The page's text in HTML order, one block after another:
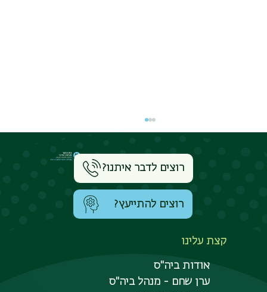
בריאיון: כיצד מכשירים כיום מנהלי אבטחת
קצת עלינו
אודות ביה"ס
ערן שחם - מנהל ביה"ס
רוצים לדבר איתנו?
רוצים להתייעץ?